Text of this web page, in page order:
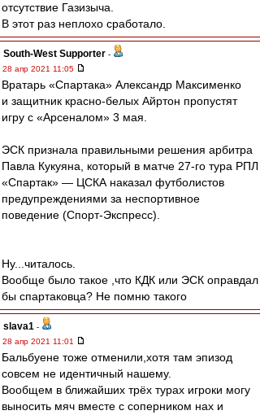
отсутствие Газизыча.
В этот раз неплохо сработало.
South-West Supporter -
28 апр 2021 11:05
Вратарь «Спартака» Александр Максименко
и защитник красно-белых Айртон пропустят
игру с «Арсеналом» 3 мая.
ЭСК признала правильными решения арбитра
Павла Кукуяна, который в матче 27-го тура РПЛ
«Спартак» — ЦСКА наказал футболистов
предупреждениями за неспортивное
поведение (Спорт-Экспресс).
Ну...читалось.
Вообще было такое ,что КДК или ЭСК оправдал
бы спартаковца? Не помню такого
slava1 -
28 апр 2021 11:01
Бальбуене тоже отменили,хотя там эпизод
совсем не идентичный нашему.
Вообщем в ближайших трёх турах игроки могу
выносить мяч вместе с соперником нах и